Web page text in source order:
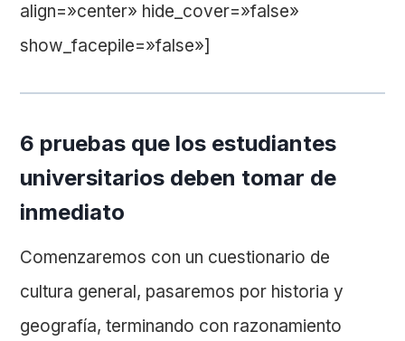
align=»center» hide_cover=»false»
show_facepile=»false»]
6 pruebas que los estudiantes
universitarios deben tomar de
inmediato
Comenzaremos con un cuestionario de
cultura general, pasaremos por historia y
geografía, terminando con razonamiento